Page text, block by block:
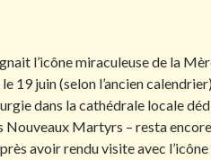
l’icône miraculeuse de la
19 juin (selon l’ancien
dans la cathédrale locale
Nouveaux Martyrs – resta
avoir rendu visite avec